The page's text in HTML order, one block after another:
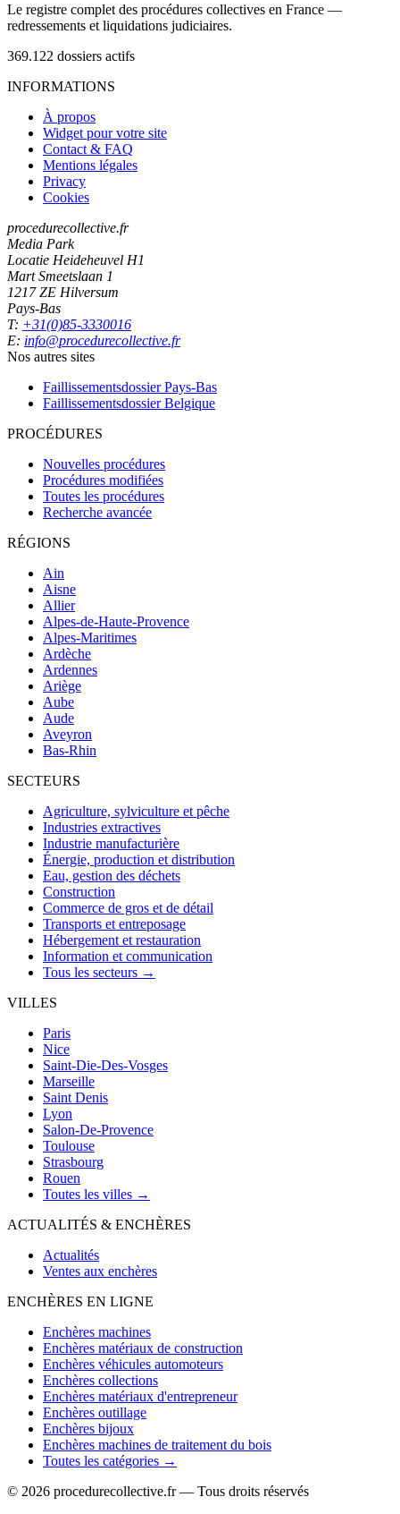
Le registre complet des procédures collectives en France —
redressements et liquidations judiciaires.
369.122 dossiers actifs
INFORMATIONS
À propos
Widget pour votre site
Contact & FAQ
Mentions légales
Privacy
Cookies
procedurecollective.fr
Media Park
Locatie Heideheuvel H1
Mart Smeetslaan 1
1217 ZE Hilversum
Pays-Bas
T: +31(0)85-3330016
E: info@procedurecollective.fr
Nos autres sites
Faillissementsdossier Pays-Bas
Faillissementsdossier Belgique
PROCÉDURES
Nouvelles procédures
Procédures modifiées
Toutes les procédures
Recherche avancée
RÉGIONS
Ain
Aisne
Allier
Alpes-de-Haute-Provence
Alpes-Maritimes
Ardèche
Ardennes
Ariège
Aube
Aude
Aveyron
Bas-Rhin
SECTEURS
Agriculture, sylviculture et pêche
Industries extractives
Industrie manufacturière
Énergie, production et distribution
Eau, gestion des déchets
Construction
Commerce de gros et de détail
Transports et entreposage
Hébergement et restauration
Information et communication
Tous les secteurs →
VILLES
Paris
Nice
Saint-Die-Des-Vosges
Marseille
Saint Denis
Lyon
Salon-De-Provence
Toulouse
Strasbourg
Rouen
Toutes les villes →
ACTUALITÉS & ENCHÈRES
Actualités
Ventes aux enchères
ENCHÈRES EN LIGNE
Enchères machines
Enchères matériaux de construction
Enchères véhicules automoteurs
Enchères collections
Enchères matériaux d'entrepreneur
Enchères outillage
Enchères bijoux
Enchères machines de traitement du bois
Toutes les catégories →
© 2026 procedurecollective.fr — Tous droits réservés